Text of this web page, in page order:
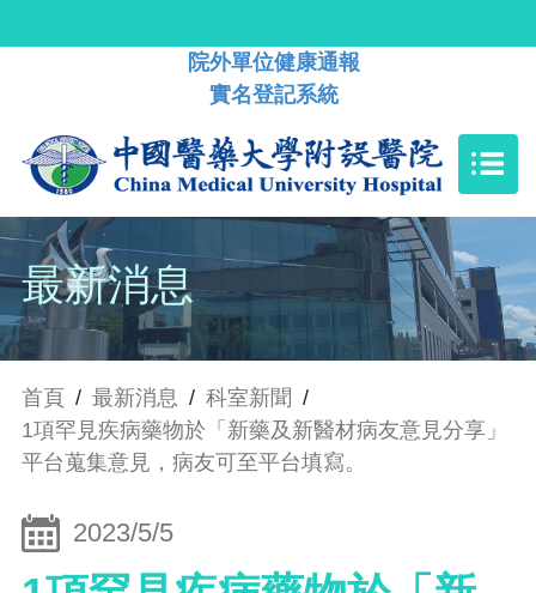
院外單位健康通報
實名登記系統
最新消息
首頁 / 最新消息 / 科室新聞 /
1項罕見疾病藥物於「新藥及新醫材病友意見分享」
平台蒐集意見，病友可至平台填寫。
2023/5/5